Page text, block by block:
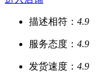
描述相符： 4.9
服务态度： 4.9
发货速度： 4.9